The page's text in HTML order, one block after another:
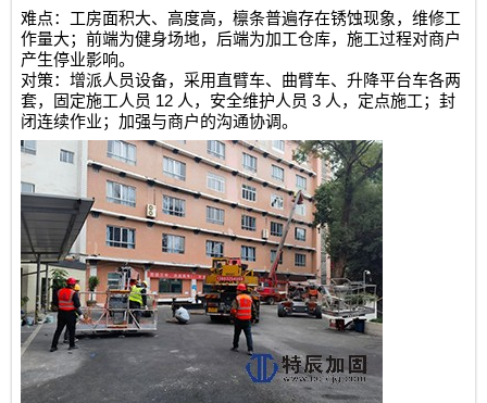
难点：工房面积大、高度高，檩条普遍存在锈蚀现象，维修工
作量大；前端为健身场地，后端为加工仓库，施工过程对商户
产生停业影响。
对策：增派人员设备，采用直臂车、曲臂车、升降平台车各两
套，固定施工人员 12 人，安全维护人员3 人，定点施工；封
闭连续作业；加强与商户的沟通协调。